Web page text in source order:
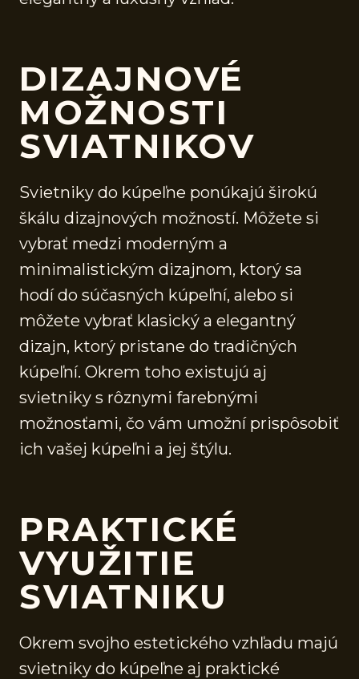
DIZAJNOVÉ
MOŽNOSTI
SVIATNIKOV
Svietniky do kúpeľne ponúkajú širokú
škálu dizajnových možností. Môžete si
vybrať medzi moderným a
minimalistickým dizajnom, ktorý sa
hodí do súčasných kúpeľní, alebo si
môžete vybrať klasický a elegantný
dizajn, ktorý pristane do tradičných
kúpeľní. Okrem toho existujú aj
svietniky s rôznymi farebnými
možnosťami, čo vám umožní prispôsobiť
ich vašej kúpeľni a jej štýlu.
PRAKTICKÉ
VYUŽITIE
SVIATNIKU
Okrem svojho estetického vzhľadu majú
svietniky do kúpeľne aj praktické